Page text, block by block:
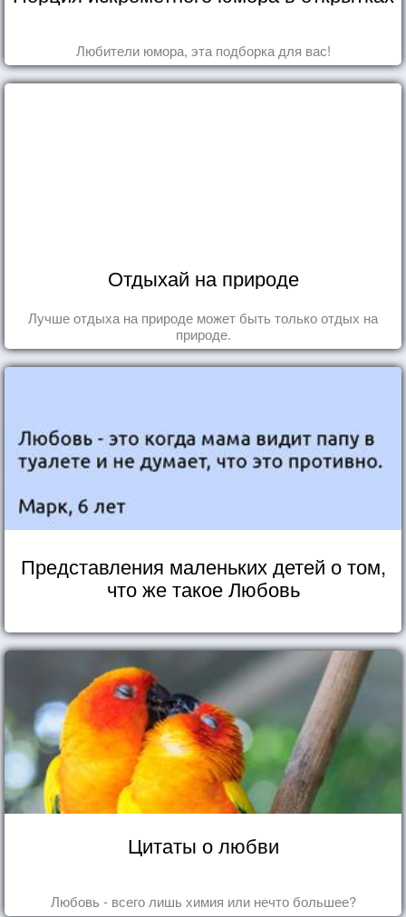
Любители юмора, эта подборка для вас!
Отдыхай на природе
Лучше отдыха на природе может быть только отдых на
природе.
Представления маленьких детей о том,
что же такое Любовь
Цитаты о любви
Любовь - всего лишь химия или нечто большее?